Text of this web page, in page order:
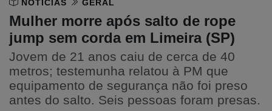
NOTÍCIAS GERAL
Mulher morre após salto de rope
jump sem corda em Limeira (SP)
Jovem de 21 anos caiu de cerca de 40
metros; testemunha relatou à PM que
equipamento de segurança não foi preso
antes do salto. Seis pessoas foram presas.